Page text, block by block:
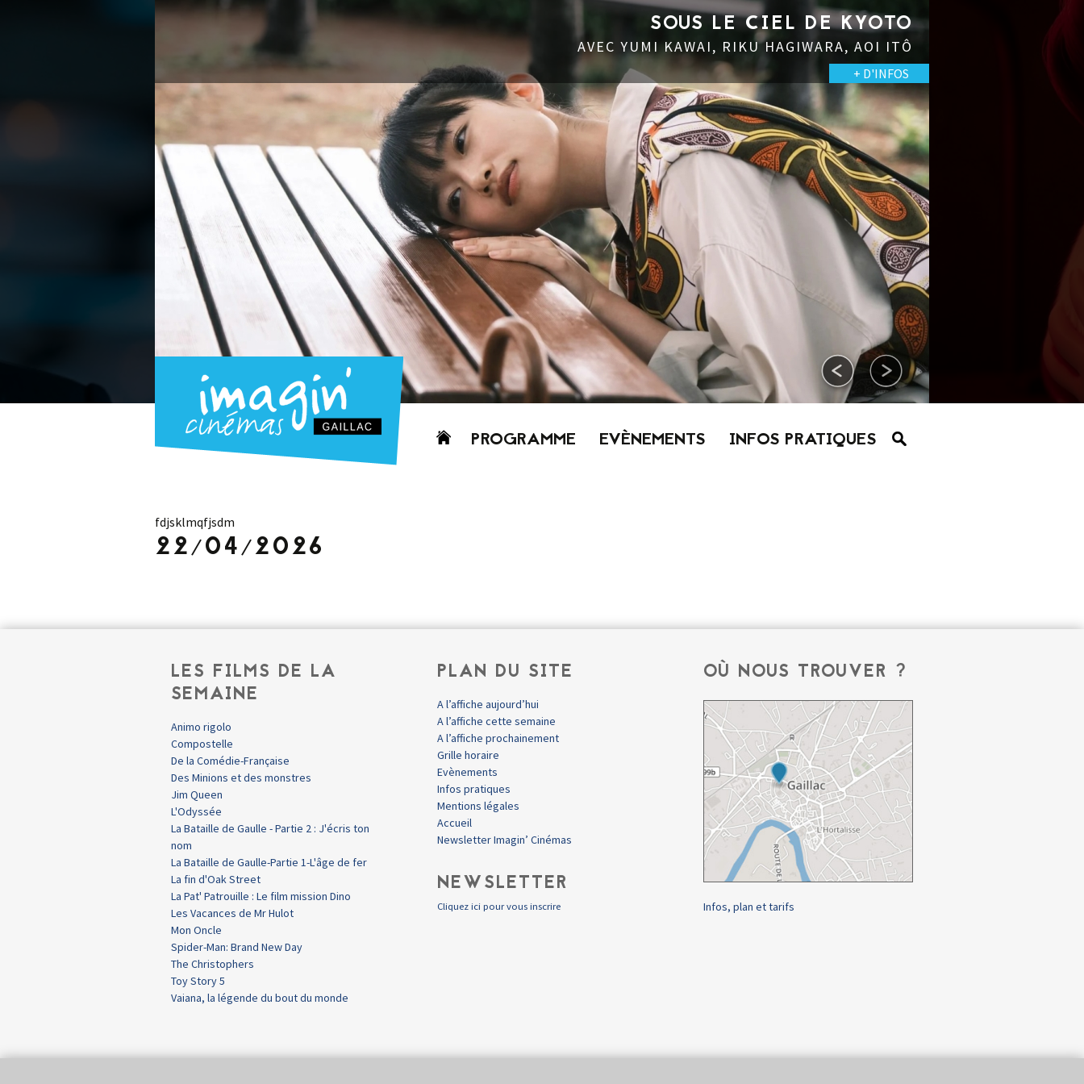
SOUS LE CIEL DE KYOTO
AVEC YUMI KAWAI, RIKU HAGIWARA, AOI ITÔ
+ D'INFOS
Aller
PROGRAMME EVÈNEMENTS INFOS PRATIQUES
fdjsklmqfjsdm
22/04/2026
LES FILMS DE LA
SEMAINE
Animo rigolo
Compostelle
De la Comédie-Française
Des Minions et des monstres
Jim Queen
L'Odyssée
La Bataille de Gaulle - Partie 2 : J'écris ton
nom
La Bataille de Gaulle-Partie 1-L'âge de fer
La fin d'Oak Street
La Pat' Patrouille : Le film mission Dino
Les Vacances de Mr Hulot
Mon Oncle
Spider-Man: Brand New Day
The Christophers
Toy Story 5
Vaiana, la légende du bout du monde
PLAN DU SITE
A l’affiche aujourd’hui
A l’affiche cette semaine
A l’affiche prochainement
Grille horaire
Evènements
Infos pratiques
Mentions légales
Accueil
Newsletter Imagin’ Cinémas
NEWSLETTER
Cliquez ici pour vous inscrire
OÙ NOUS TROUVER ?
Infos, plan et tarifs